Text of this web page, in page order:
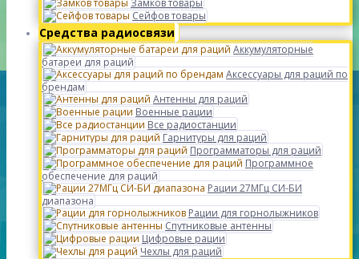
Замков товары
Сейфов товары
Средства радиосвязи
Аккумуляторные
батареи для раций
Аксессуары для раций по
брендам
Антенны для раций
Военные рации
Все радиостанции
Гарнитуры для раций
Программаторы для раций
Программное
обеспечение для раций
Рации 27МГц СИ-БИ
диапазона
Рации для горнолыжников
Спутниковые антенны
Цифровые рации
Чехлы для раций